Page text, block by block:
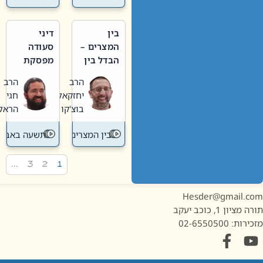
בין
המצרים –
הבדל בין
חדשה
לישנה
הרב
יחזקאל
בוצ'קו
בין המצרים
דיני
סעודה
מפסקת
תשעה
באב
הרב
חגי
הראל
תשעה באב
1, כוכב יעקב
02-6550500